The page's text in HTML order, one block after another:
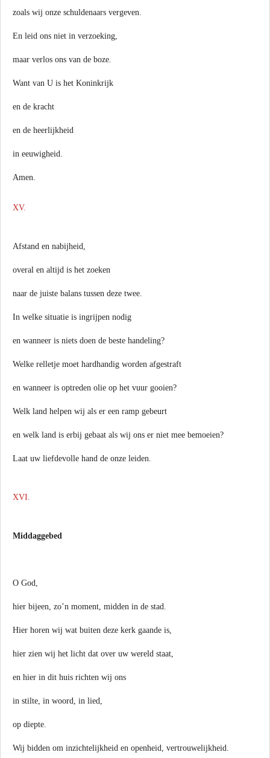
zoals wij onze schuldenaars vergeven.
En leid ons niet in verzoeking,
maar verlos ons van de boze.
Want van U is het Koninkrijk
en de kracht
en de heerlijkheid
in eeuwigheid.
Amen.
XV.
Afstand en nabijheid,
overal en altijd is het zoeken
naar de juiste balans tussen deze twee.
In welke situatie is ingrijpen nodig
en wanneer is niets doen de beste handeling?
Welke relletje moet hardhandig worden afgestraft
en wanneer is optreden olie op het vuur gooien?
Welk land helpen wij als er een ramp gebeurt
en welk land is erbij gebaat als wij ons er niet mee bemoeien?
Laat uw liefdevolle hand de onze leiden.
XVI.
Middaggebed
O God,
hier bijeen, zo’n moment, midden in de stad.
Hier horen wij wat buiten deze kerk gaande is,
hier zien wij het licht dat over uw wereld staat,
en hier in dit huis richten wij ons
in stilte, in woord, in lied,
op diepte.
Wij bidden om inzichtelijkheid en openheid, vertrouwelijkheid.